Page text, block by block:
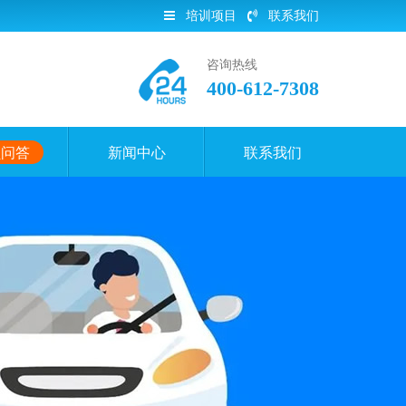
培训项目 联系我们
咨询热线
400-612-7308
答 新闻中心 联系我们